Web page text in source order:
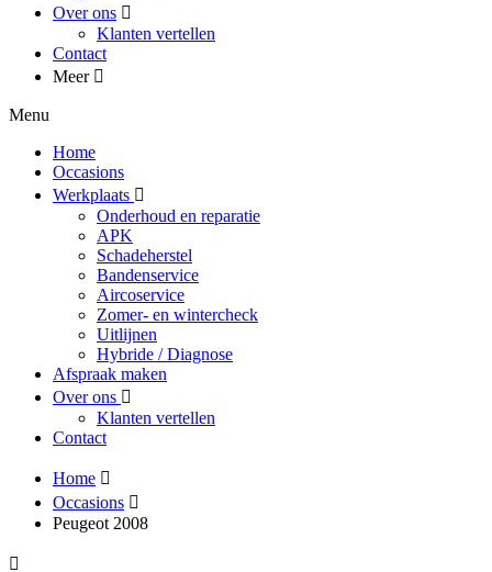
Over ons
Klanten vertellen
Contact
Meer
Menu
Home
Occasions
Werkplaats
Onderhoud en reparatie
APK
Schadeherstel
Bandenservice
Aircoservice
Zomer- en wintercheck
Uitlijnen
Hybride / Diagnose
Afspraak maken
Over ons
Klanten vertellen
Contact
Home
Occasions
Peugeot 2008